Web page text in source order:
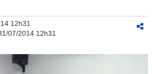
12h31
07/2014 12h31